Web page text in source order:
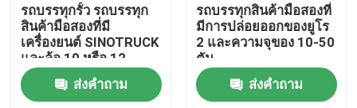
รถบรรทุกรั้ว รถบรรทุก
สินค้ามือสองที่มี
เครื่องยนต์ SINOTRUCK
และล้อ 10 หรือ 12
ส่งคำถาม
รถบรรทุกสินค้ามือสองที่
มีการปล่อยออกของยูโร
2 และความจุของ 10-50
ตัน
ส่งคำถาม